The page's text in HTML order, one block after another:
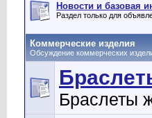
Новости и базовая
Раздел только для
Коммерческие изделия
Обсуждение коммерческих
Браслеты